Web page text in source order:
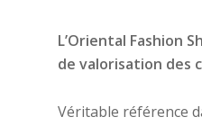
L’Oriental Fashion
de valorisation des
Véritable référence